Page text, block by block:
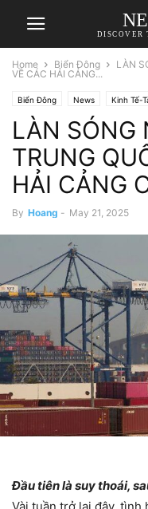
DISCOVER
Home Biển Đông
LÀN
VỀ CÁC HẢI CẢNG...
Biển Đông News Kinh Tế-
LÀN SÓNG
TRUNG
HẢI CẢNG
By Hoang - May 21, 2025
Đầu tiên là suy thoái,
Vài tuần trở lại đây,